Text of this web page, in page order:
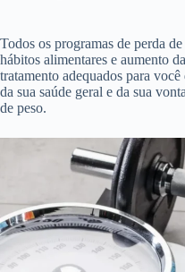
Todos os programas de perda
hábitos alimentares e aumento
tratamento adequados para
da sua saúde geral e da sua
de peso.